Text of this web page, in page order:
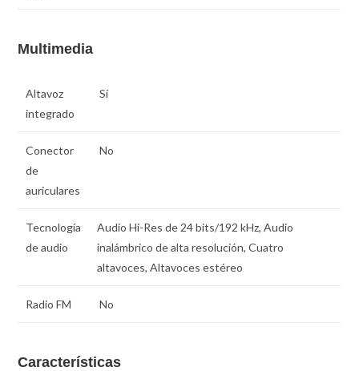
Multimedia
Altavoz
integrado
Sí
Conector
de
auriculares
No
Tecnología
de audio
Audio Hi-Res de 24 bits/192 kHz, Audio
inalámbrico de alta resolución, Cuatro
altavoces, Altavoces estéreo
Radio FM No
Características